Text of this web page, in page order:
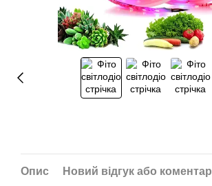
Опис Новий відгук або коментар